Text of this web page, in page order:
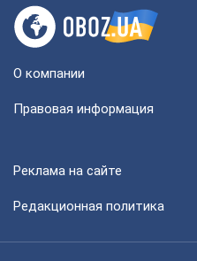
О компании
Правовая информация
Реклама на сайте
Редакционная политика